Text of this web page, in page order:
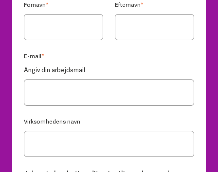
Fornavn* Efternavn*
E-mail*
Angiv din arbejdsmail
Virksomhedens navn